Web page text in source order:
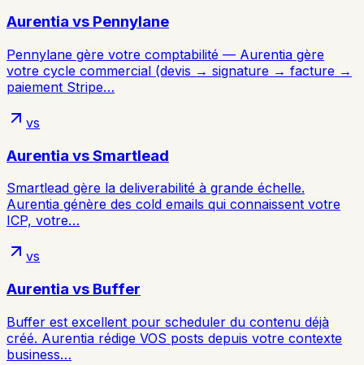
Aurentia vs Pennylane
Pennylane gère votre comptabilité — Aurentia gère
votre cycle commercial (devis → signature → facture →
paiement Stripe…
vs
Aurentia vsSmartlead
Smartlead gère la deliverabilité à grande échelle.
Aurentia génère des cold emails qui connaissent votre
ICP, votre…
vs
Aurentia vs Buffer
Buffer est excellent pour scheduler du contenu déjà
créé. Aurentia rédige VOS posts depuis votre contexte
business…